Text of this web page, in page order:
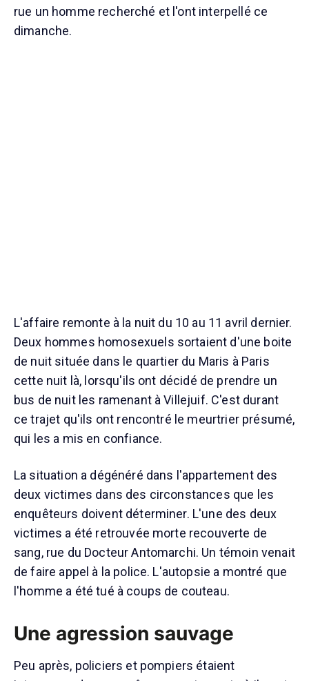
rue un homme recherché et l'ont interpellé ce
dimanche.
L'affaire remonte à la nuit du 10 au 11 avril dernier.
Deux hommes homosexuels sortaient d'une boite
de nuit située dans le quartier du Maris à Paris
cette nuit là, lorsqu'ils ont décidé de prendre un
bus de nuit les ramenant à Villejuif. C'est durant
ce trajet qu'ils ont rencontré le meurtrier présumé,
qui les a mis en confiance.
La situation a dégénéré dans l'appartement des
deux victimes dans des circonstances que les
enquêteurs doivent déterminer. L'une des deux
victimes a été retrouvée morte recouverte de
sang, rue du Docteur Antomarchi. Un témoin venait
de faire appel à la police. L'autopsie a montré que
l'homme a été tué à coups de couteau.
Une agression sauvage
Peu après, policiers et pompiers étaient